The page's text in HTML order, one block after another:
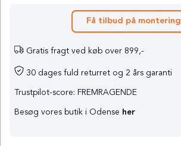
Få tilbud på montering
Gratis fragt ved køb over 899,-
30 dages fuld returret og 2 års garanti
Trustpilot-score: FREMRAGENDE
Besøg vores butik i Odense her